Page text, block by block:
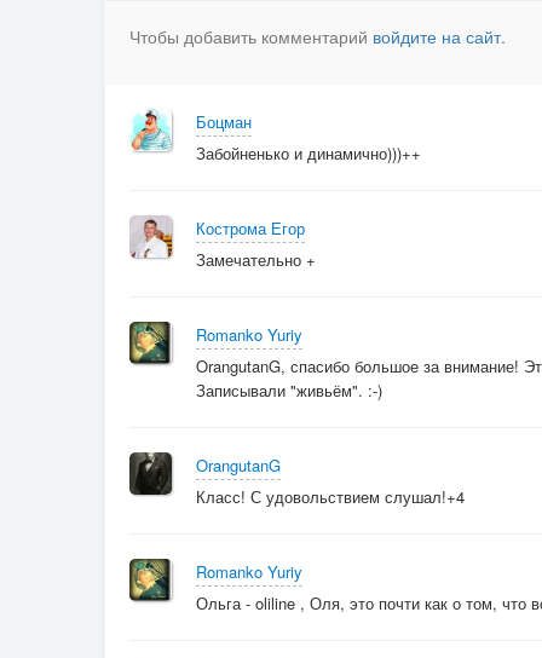
oktober 1991
Чтобы добавить комментарий войдите на сайт.
Боцман
Забойненько и динамично)))++
Кострома Егор
Замечательно +
Romanko Yuriy
OrangutanG, спасибо большое за внимание!
Записывали "живьём". :-)
OrangutanG
Класс! С удовольствием слушал!+4
Romanko Yuriy
Ольга - oliline , Оля, это почти как о том, что